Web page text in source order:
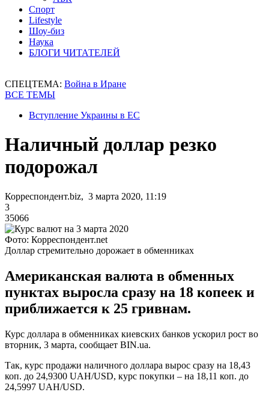
Спорт
Lifestyle
Шоу-биз
Наука
БЛОГИ ЧИТАТЕЛЕЙ
СПЕЦТЕМА: Война в Иране
ВСЕ ТЕМЫ
Вступление Украины в ЕС
Наличный доллар резко
подорожал
Корреспондент.biz, 3 марта 2020, 11:19
3
35066
Фото: Корреспондент.net
Доллар стремительно дорожает в обменниках
Американская валюта в обменных
пунктах выросла сразу на 18 копеек и
приближается к 25 гривнам.
Курс доллара в обменниках киевских банков ускорил рост во
вторник, 3 марта, сообщает BIN.ua.
Так, курс продажи наличного доллара вырос сразу на 18,43
коп. до 24,9300 UAH/USD, курс покупки – на 18,11 коп. до
24,5997 UAH/USD.